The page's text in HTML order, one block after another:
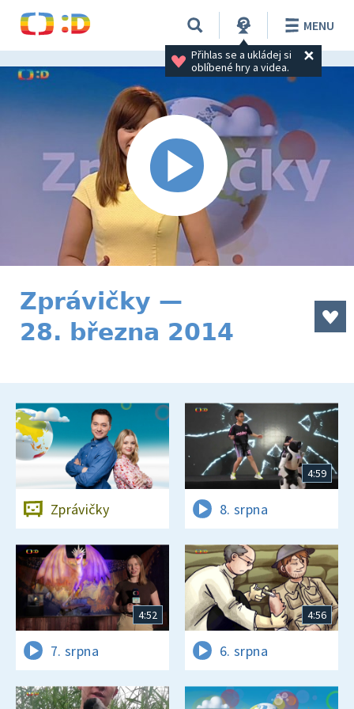
Přihlas se a ukládej si
oblíbené hry a videa.
MENU
Zprávičky —
28. března 2014
Zprávičky
4:59
8. srpna
4:52
7. srpna
4:56
6. srpna